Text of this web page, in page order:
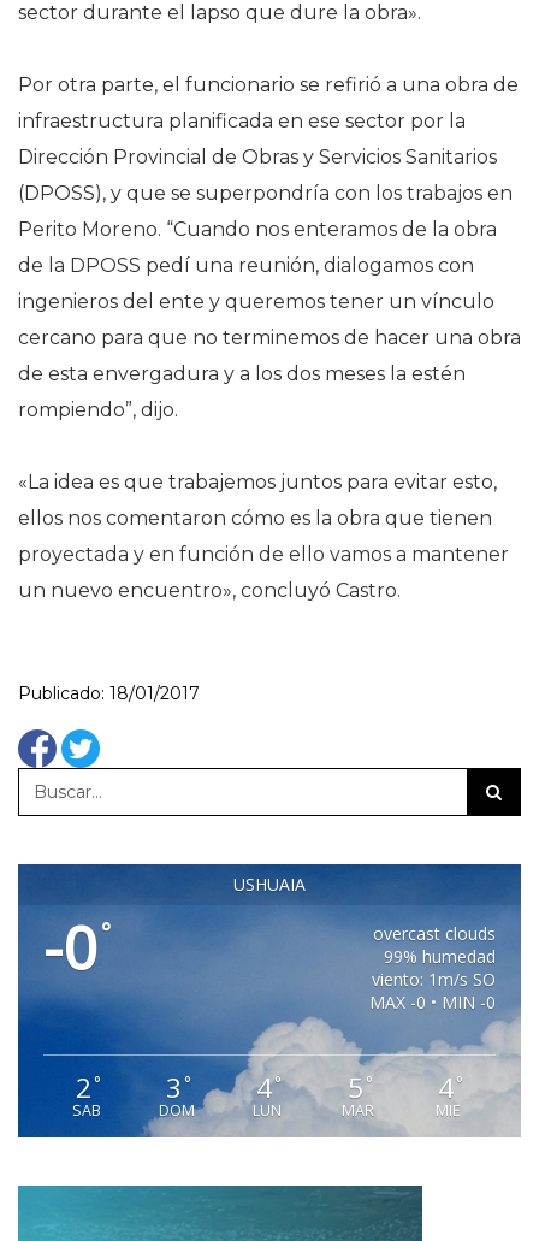
sector durante el lapso que dure la obra».
Por otra parte, el funcionario se refirió a una obra de
infraestructura planificada en ese sector por la
Dirección Provincial de Obras y Servicios Sanitarios
(DPOSS), y que se superpondría con los trabajos en
Perito Moreno. “Cuando nos enteramos de la obra
de la DPOSS pedí una reunión, dialogamos con
ingenieros del ente y queremos tener un vínculo
cercano para que no terminemos de hacer una obra
de esta envergadura y a los dos meses la estén
rompiendo”, dijo.
«La idea es que trabajemos juntos para evitar esto,
ellos nos comentaron cómo es la obra que tienen
proyectada y en función de ello vamos a mantener
un nuevo encuentro», concluyó Castro.
Publicado: 18/01/2017
USHUAIA
-0°
overcast clouds
99% humedad
viento: 1m/s SO
MAX -0 • MIN -0
2°
SAB
3 °
DOM
4°
LUN
5 °
MAR
4°
MIE